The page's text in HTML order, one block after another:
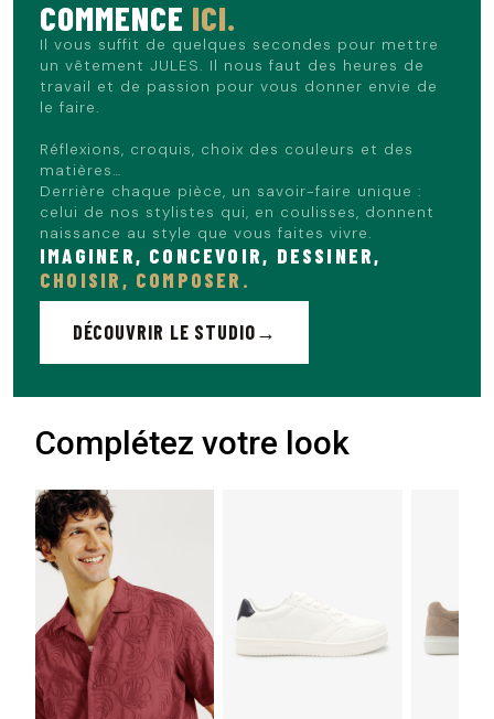
COMMENCE ICI.
Il vous suffit de quelques secondes pour mettre
un vêtement JULES. Il nous faut des heures de
travail et de passion pour vous donner envie de
le faire.
Réflexions, croquis, choix des couleurs et des
matières…
Derrière chaque pièce, un savoir-faire unique :
celui de nos stylistes qui, en coulisses, donnent
naissance au style que vous faites vivre.
IMAGINER, CONCEVOIR, DESSINER,
CHOISIR, COMPOSER.
DÉCOUVRIR LE STUDIO
Complétez votre look